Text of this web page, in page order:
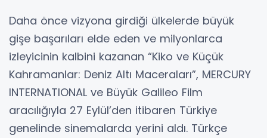
Daha önce vizyona girdiği ülkelerde büyük
gişe başarıları elde eden ve milyonlarca
izleyicinin kalbini kazanan “Kiko ve Küçük
Kahramanlar: Deniz Altı Maceraları”, MERCURY
INTERNATIONAL ve Büyük Galileo Film
aracılığıyla 27 Eylül’den itibaren Türkiye
genelinde sinemalarda yerini aldı. Türkçe